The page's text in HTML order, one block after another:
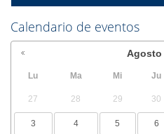
Calendario de eventos
Agosto
Lu Ma Mi Ju
27 28 29 30
3 4 5 6